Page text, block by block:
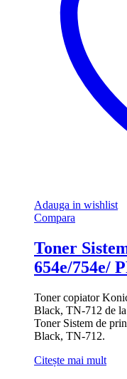
Adauga in wishlist
Compara
Toner
654e/754e/
Toner copiator
Black, TN-712 de
Toner Sistem de
Black, TN-712.
Citește mai mult